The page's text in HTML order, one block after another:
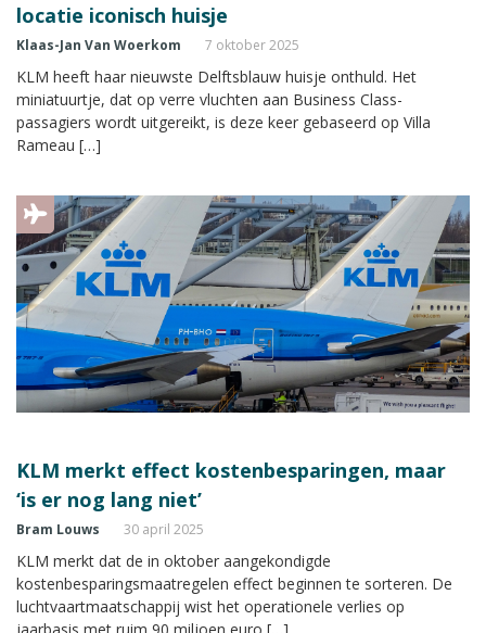
locatie iconisch huisje
Klaas-Jan Van Woerkom 7 oktober 2025
KLM heeft haar nieuwste Delftsblauw huisje onthuld. Het
miniatuurtje, dat op verre vluchten aan Business Class-
passagiers wordt uitgereikt, is deze keer gebaseerd op Villa
Rameau […]
KLM merkt effect kostenbesparingen, maar
‘is er nog lang niet’
Bram Louws 30 april 2025
KLM merkt dat de in oktober aangekondigde
kostenbesparingsmaatregelen effect beginnen te sorteren. De
luchtvaartmaatschappij wist het operationele verlies op
jaarbasis met ruim 90 miljoen euro […]